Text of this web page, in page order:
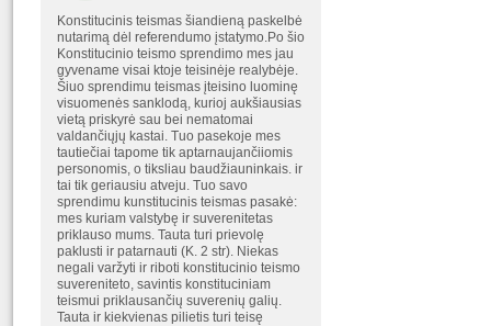
Konstitucinis teismas šiandieną paskelbė
nutarimą dėl referendumo įstatymo.Po šio
Konstitucinio teismo sprendimo mes jau
gyvename visai ktoje teisinėje realybėje.
Šiuo sprendimu teismas įteisino luominę
visuomenės sanklodą, kurioj aukšiausias
vietą priskyrė sau bei nematomai
valdančiųjų kastai. Tuo pasekoje mes
tautiečiai tapome tik aptarnaujančiiomis
personomis, o tiksliau baudžiauninkais. ir
tai tik geriausiu atveju. Tuo savo
sprendimu kunstitucinis teismas pasakė:
mes kuriam valstybę ir suverenitetas
priklauso mums. Tauta turi prievolę
paklusti ir patarnauti (K. 2 str). Niekas
negali varžyti ir riboti konstitucinio teismo
suvereniteto, savintis konstituciniam
teismui priklausančių suverenių galių.
Tauta ir kiekvienas pilietis turi teisę